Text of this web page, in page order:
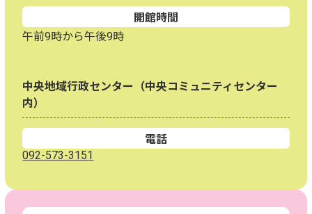
開館時間
午前9時から午後9時
中央地域行政センター（中央コミュニティセンター
内）
電話
092-573-3151